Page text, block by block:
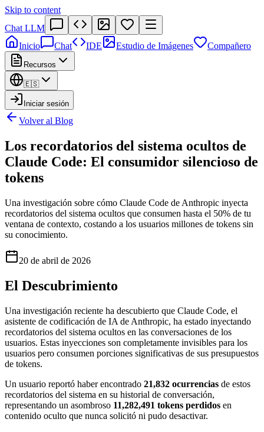
Skip to content
Chat LLM
Inicio
Chat IDE Estudio de Imágenes Compañero
Recursos
🇪🇸
Iniciar sesión
Volver al Blog
Los recordatorios del sistema ocultos de
Claude Code: El consumidor silencioso de
tokens
Una investigación sobre cómo Claude Code de Anthropic inyecta
recordatorios del sistema ocultos que consumen hasta el 50% de tu
ventana de contexto, costando a los usuarios millones de tokens sin
su conocimiento.
20 de abril de 2026
El Descubrimiento
Una investigación reciente ha descubierto que Claude Code, el
asistente de codificación de IA de Anthropic, ha estado inyectando
recordatorios del sistema ocultos en las conversaciones de los
usuarios. Estas inyecciones son completamente invisibles para los
usuarios pero consumen porciones significativas de sus presupuestos
de tokens.
Un usuario reportó haber encontrado 21,832 ocurrencias de estos
recordatorios del sistema en su historial de conversación,
representando un asombroso 11,282,491 tokens perdidos en
contenido oculto que nunca solicitó ni pudo desactivar.